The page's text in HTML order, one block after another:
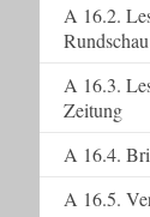
A 16.2.
A 16.3.
Zeitung
A 16.4.
A 16.5.